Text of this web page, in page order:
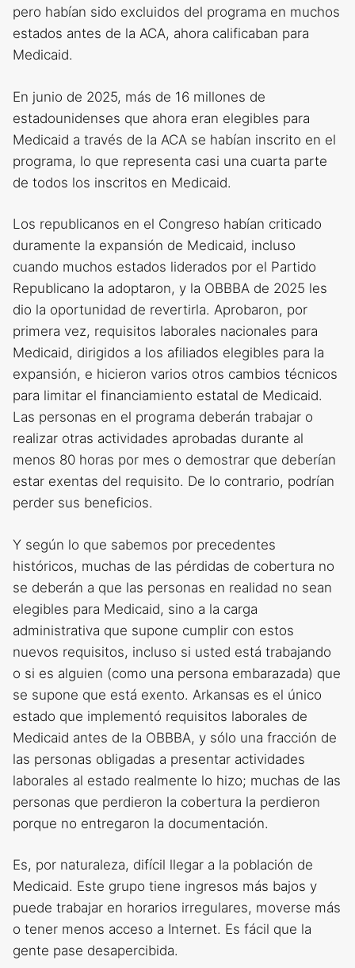
pero habían sido excluidos del programa en muchos
estados antes de la ACA, ahora calificaban para
Medicaid.
En junio de 2025, más de 16 millones de
estadounidenses que ahora eran elegibles para
Medicaid a través de la ACA se habían inscrito en el
programa, lo que representa casi una cuarta parte
de todos los inscritos en Medicaid.
Los republicanos en el Congreso habían criticado
duramente la expansión de Medicaid, incluso
cuando muchos estados liderados por el Partido
Republicano la adoptaron, y la OBBBA de 2025 les
dio la oportunidad de revertirla. Aprobaron, por
primera vez, requisitos laborales nacionales para
Medicaid, dirigidos a los afiliados elegibles para la
expansión, e hicieron varios otros cambios técnicos
para limitar el financiamiento estatal de Medicaid.
Las personas en el programa deberán trabajar o
realizar otras actividades aprobadas durante al
menos 80 horas por mes o demostrar que deberían
estar exentas del requisito. De lo contrario, podrían
perder sus beneficios.
Y según lo que sabemos por precedentes
históricos, muchas de las pérdidas de cobertura no
se deberán a que las personas en realidad no sean
elegibles para Medicaid, sino a la carga
administrativa que supone cumplir con estos
nuevos requisitos, incluso si usted está trabajando
o si es alguien (como una persona embarazada) que
se supone que está exento. Arkansas es el único
estado que implementó requisitos laborales de
Medicaid antes de la OBBBA, y sólo una fracción de
las personas obligadas a presentar actividades
laborales al estado realmente lo hizo; muchas de las
personas que perdieron la cobertura la perdieron
porque no entregaron la documentación.
Es, por naturaleza, difícil llegar a la población de
Medicaid. Este grupo tiene ingresos más bajos y
puede trabajar en horarios irregulares, moverse más
o tener menos acceso a Internet. Es fácil que la
gente pase desapercibida.